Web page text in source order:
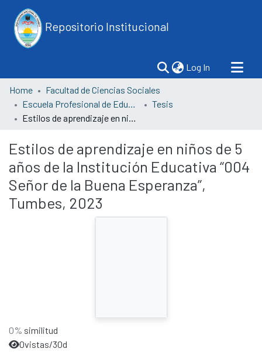
Repositorio Institucional
Log In (current)
Home
Facultad de Ciencias Sociales
Escuela Profesional de Educación
Tesis
Estilos de aprendizaje en niños de 5 años de la Institución Educativa “004 Señor de la Buena Esperanza”, Tumbes, 2023
Estilos de aprendizaje en niños de 5
años de la Institución Educativa “004
Señor de la Buena Esperanza”,
Tumbes, 2023
0% similitud
0vistas/30d